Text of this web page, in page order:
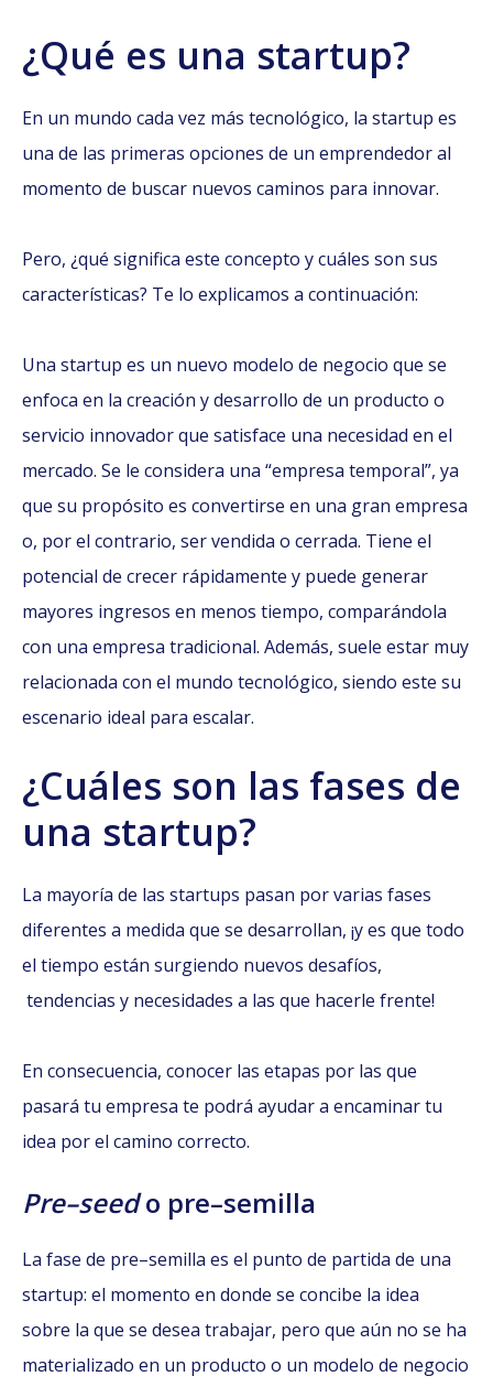
¿Qué es una startup?
En un mundo cada vez más tecnológico, la startup es
una de las primeras opciones de un emprendedor al
momento de buscar nuevos caminos para innovar.
Pero, ¿qué significa este concepto y cuáles son sus
características? Te lo explicamos a continuación:
Una startup es un nuevo modelo de negocio que se
enfoca en la creación y desarrollo de un producto o
servicio innovador que satisface una necesidad en el
mercado. Se le considera una “empresa temporal”, ya
que su propósito es convertirse en una gran empresa
o, por el contrario, ser vendida o cerrada. Tiene el
potencial de crecer rápidamente y puede generar
mayores ingresos en menos tiempo, comparándola
con una empresa tradicional. Además, suele estar muy
relacionada con el mundo tecnológico, siendo este su
escenario ideal para escalar.
¿Cuáles son las fases de
una startup?
La mayoría de las startups pasan por varias fases
diferentes a medida que se desarrollan, ¡y es que todo
el tiempo están surgiendo nuevos desafíos,
tendencias y necesidades a las que hacerle frente!
En consecuencia, conocer las etapas por las que
pasará tu empresa te podrá ayudar a encaminar tu
idea por el camino correcto.
Pre–seedo pre–semilla
La fase de pre–semilla es el punto de partida de una
startup: el momento en donde se concibe la idea
sobre la que se desea trabajar, pero que aún no se ha
materializado en un producto o un modelo de negocio